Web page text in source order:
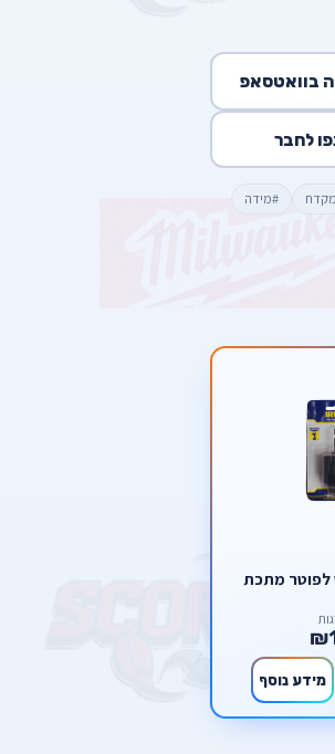
בוואטסאפ
לחבר
#מידה
לפוטר מתכת
מידע נוסף